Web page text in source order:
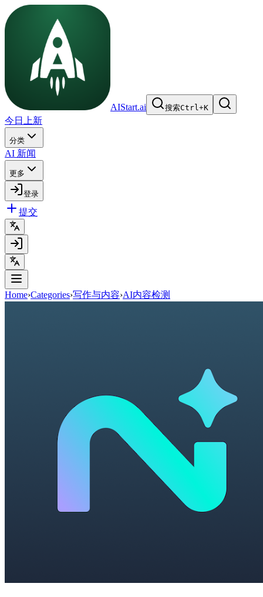
AIStart.ai 搜索Ctrl+K
今日上新
分类
AI 新闻
更多
登录
提交
Home›Categories›写作与内容›AI内容检测